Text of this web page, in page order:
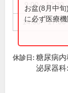
9:00～12:30
14:00～17:00
お盆(8月中
に必ず医療
休診日: 糖尿病
泌尿器